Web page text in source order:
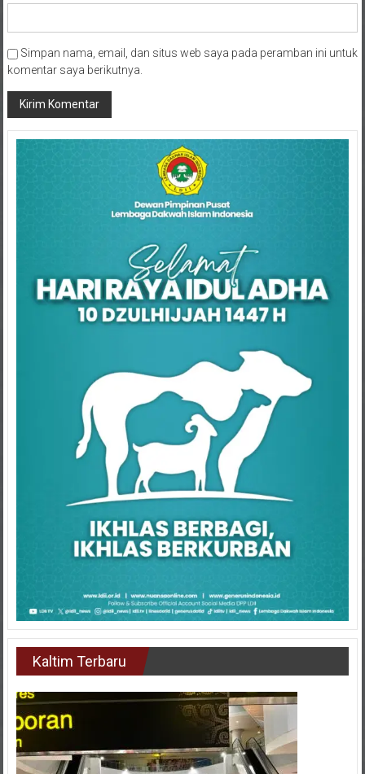
Simpan nama, email, dan situs web saya pada peramban ini untuk
komentar saya berikutnya.
Kaltim Terbaru